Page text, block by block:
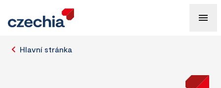
Hlavní stránka